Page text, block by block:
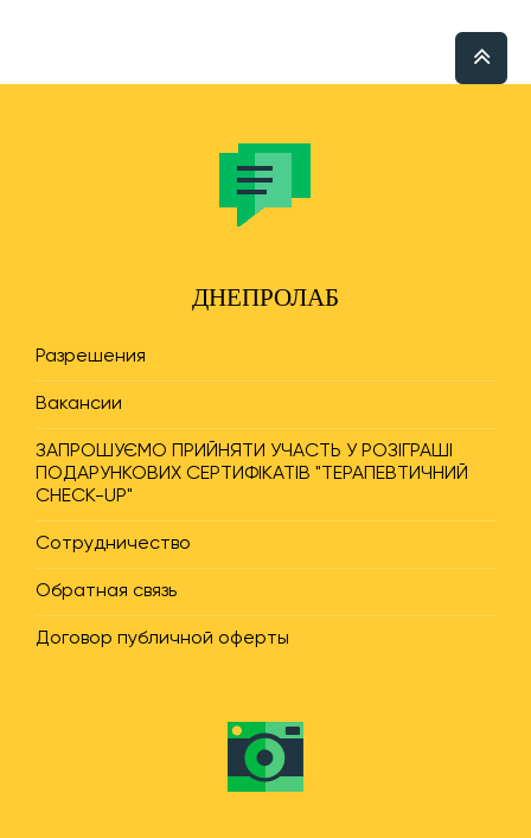
ДНЕПРОЛАБ
Разрешения
Вакансии
ЗАПРОШУЄМО ПРИЙНЯТИ УЧАСТЬ У РОЗІГРАШІ
ПОДАРУНКОВИХ СЕРТИФІКАТІВ "ТЕРАПЕВТИЧНИЙ
CHECK-UP"
Сотрудничество
Обратная связь
Договор публичной оферты